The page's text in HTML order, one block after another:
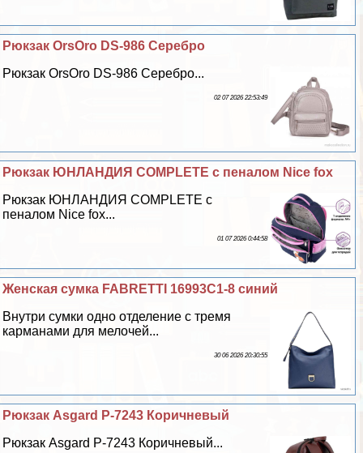
Рюкзак OrsOro DS-986 Серебро
Рюкзак OrsOro DS-986 Серебро...
02 07 2026 22:53:49
Рюкзак ЮНЛАНДИЯ COMPLETE с пеналом Nice fox
Рюкзак ЮНЛАНДИЯ COMPLETE с
пеналом Nice fox...
01 07 2026 0:44:58
Женская сумка FABRETTI 16993C1-8 синий
Внутри сумки одно отделение с тремя
карманами для мелочей...
30 06 2026 20:30:55
Рюкзак Asgard Р-7243 Коричневый
Рюкзак Asgard Р-7243 Коричневый...